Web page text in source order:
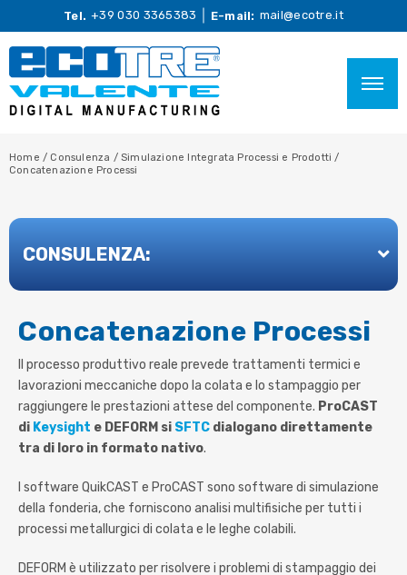
Tel. +39 030 3365383 E-mail: mail@ecotre.it
Home / Consulenza /Simulazione Integrata Processi e Prodotti /
Concatenazione Processi
CONSULENZA:
Concatenazione Processi
Il processo produttivo reale prevede trattamenti termici e
lavorazioni meccaniche dopo la colata e lo stampaggio per
raggiungere le prestazioni attese del componente. ProCAST
di Keysight e DEFORM si SFTC dialogano direttamente
tra di loro in formato nativo.
I software QuikCAST e ProCAST sono software di simulazione
della fonderia, che forniscono analisi multifisiche per tutti i
processi metallurgici di colata e le leghe colabili.
DEFORM è utilizzato per risolvere i problemi di stampaggio dei